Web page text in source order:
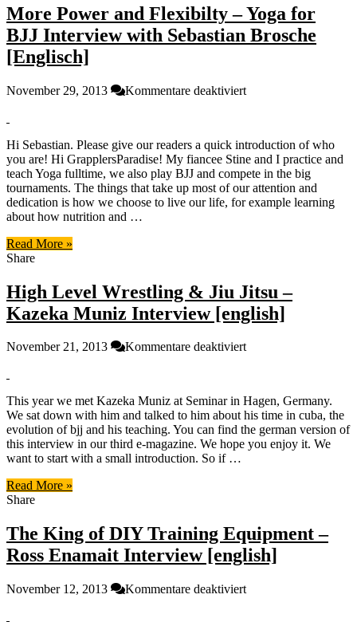
More Power and Flexibilty – Yoga for
BJJ Interview with Sebastian Brosche
[Englisch]
November 29, 2013 Kommentare deaktiviertfür
Flexibilty
–
Yoga
for
BJJ
Hi Sebastian. Please give our readers a quick introduction of who
you are! Hi GrapplersParadise! My fiancee Stine and I practice and
teach Yoga fulltime, we also play BJJ and compete in the big
tournaments. The things that take up most of our attention and
dedication is how we choose to live our life, for example learning
about how nutrition and …
Read More »
Share
High Level Wrestling & Jiu Jitsu –
Kazeka Muniz Interview [english]
November 21, 2013 Kommentare deaktiviertfür
&
Jiu
Jitsu
–
This year we met Kazeka Muniz at Seminar in Hagen, Germany.
We sat down with him and talked to him about his time in cuba, the
evolution of bjj and his teaching. You can find the german version of
this interview in our third e-magazine. We hope you enjoy it. We
want to start with a small introduction. So if …
Read More »
Share
The King of DIY Training Equipment –
Ross Enamait Interview [english]
November 12, 2013 Kommentare deaktiviertfür